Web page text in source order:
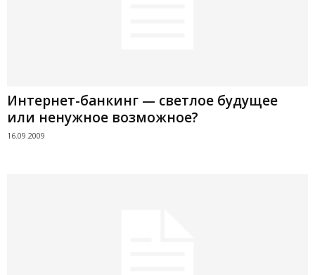
Интернет-банкинг — светлое будущее
или ненужное возможное?
16.09.2009